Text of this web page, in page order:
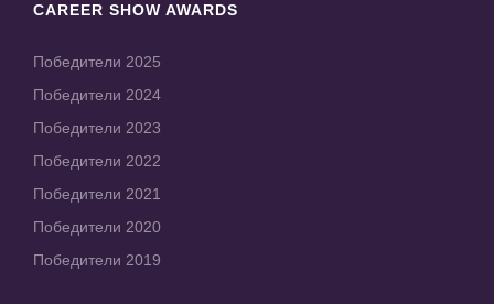
CAREER SHOW AWARDS
Победители 2025
Победители 2024
Победители 2023
Победители 2022
Победители 2021
Победители 2020
Победители 2019